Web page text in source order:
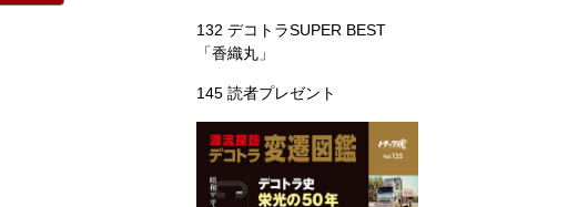
132 デコトラSUPER BEST
「香織丸」
145 読者プレゼント